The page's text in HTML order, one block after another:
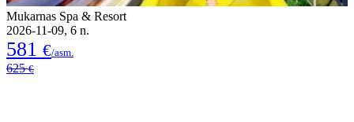
Mukarnas Spa & Resort
2026-11-09, 6 n.
581 €/asm.
625€